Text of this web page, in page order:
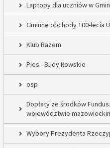
Laptopy dla uczniów w
Gminne obchody 100-lecia
Klub Razem
Pies - Budy Iłowskie
osp
Dopłaty ze środków
województwie
Wybory Prezydenta